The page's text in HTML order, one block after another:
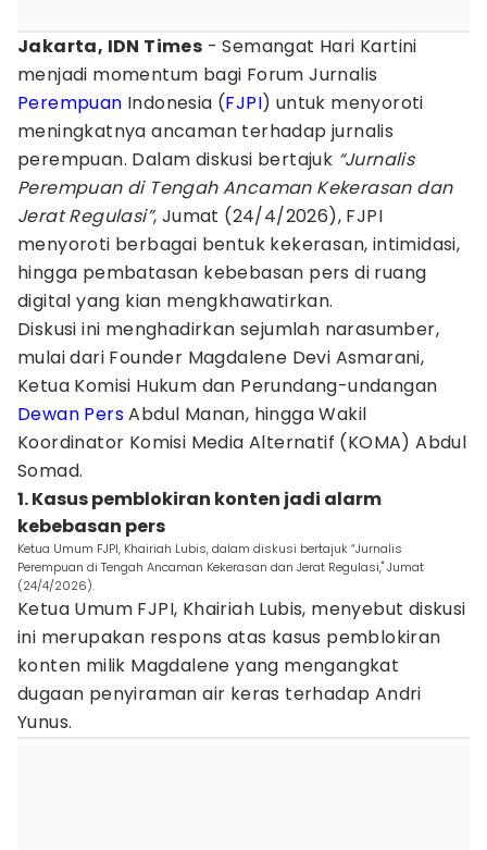
Jakarta, IDN Times - Semangat Hari Kartini
menjadi momentum bagi Forum Jurnalis
Perempuan Indonesia (FJPI) untuk menyoroti
meningkatnya ancaman terhadap jurnalis
perempuan. Dalam diskusi bertajuk “Jurnalis
Perempuan di Tengah Ancaman Kekerasan dan
Jerat Regulasi”, Jumat (24/4/2026), FJPI
menyoroti berbagai bentuk kekerasan, intimidasi,
hingga pembatasan kebebasan pers di ruang
digital yang kian mengkhawatirkan.
Diskusi ini menghadirkan sejumlah narasumber,
mulai dari Founder Magdalene Devi Asmarani,
Ketua Komisi Hukum dan Perundang-undangan
Dewan PersAbdul Manan, hingga Wakil
Koordinator Komisi Media Alternatif (KOMA) Abdul
Somad.
1. Kasus pemblokiran konten jadi alarm
kebebasan pers
Ketua Umum FJPI, Khairiah Lubis, dalam diskusi bertajuk “Jurnalis
Perempuan di Tengah Ancaman Kekerasan dan Jerat Regulasi," Jumat
(24/4/2026).
Ketua Umum FJPI, Khairiah Lubis, menyebut diskusi
ini merupakan respons atas kasus pemblokiran
konten milik Magdalene yang mengangkat
dugaan penyiraman air keras terhadap Andri
Yunus.